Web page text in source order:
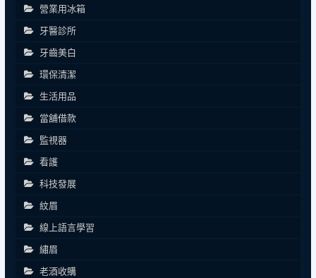
營業用冰箱
牙醫診所
牙齒美白
環保清潔
生活用品
當舖借款
監視器
看護
科技發展
紋眉
線上語言學習
繡眉
老酒收購